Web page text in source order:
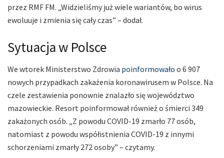
przez RMF FM. „Widzieliśmy już wiele wariantów, bo wirus
ewoluuje i zmienia się cały czas” – dodał.
Sytuacja w Polsce
We wtorek Ministerstwo Zdrowia poinformowało o 6 907
nowych przypadkach zakażenia koronawirusem w Polsce. Na
czele zestawienia ponownie znalazło się województwo
mazowieckie. Resort poinformował również o śmierci 349
zakażonych osób. „Z powodu COVID-19 zmarło 77 osób,
natomiast z powodu współistnienia COVID-19 z innymi
schorzeniami zmarły 272 osoby” – czytamy.